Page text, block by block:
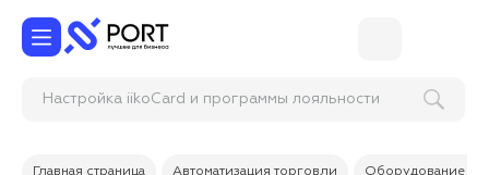
Настройка iikoCard и программы лояльности
Главная страница Автоматизация торговли Оборудование